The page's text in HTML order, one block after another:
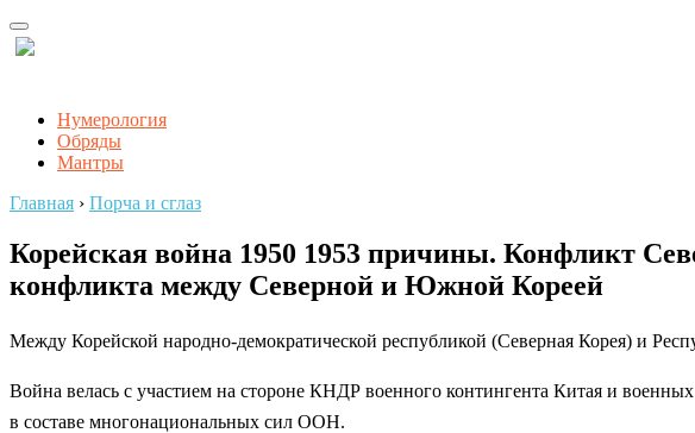
Нумерология
Обряды
Мантры
Главная › Порча и сглаз
Корейская война 1950 1953 причины. Конфликт
конфликта между Северной и Южной Кореей
Между Корейской народно-демократической республикой (Северная Корея) и
Война велась с участием на стороне КНДР военного контингента Китая и
в составе многонациональных сил ООН.